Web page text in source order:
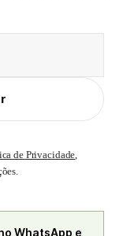
de Privacidade,
WhatsApp e